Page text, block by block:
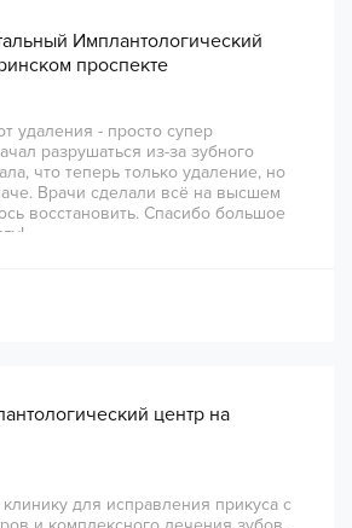
Имплантологический
проспекте
удаления - просто супер
разрушаться из-за зубного
что теперь только удаление, но
Врачи сделали всё на высшем
восстановить. Спасибо большое
центр на
для исправления прикуса с